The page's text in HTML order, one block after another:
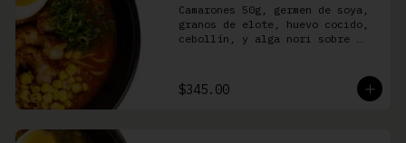
Camarones 50g, germen de soya,
granos de elote, huevo cocido,
cebollín, y alga nori sobre
$345.00